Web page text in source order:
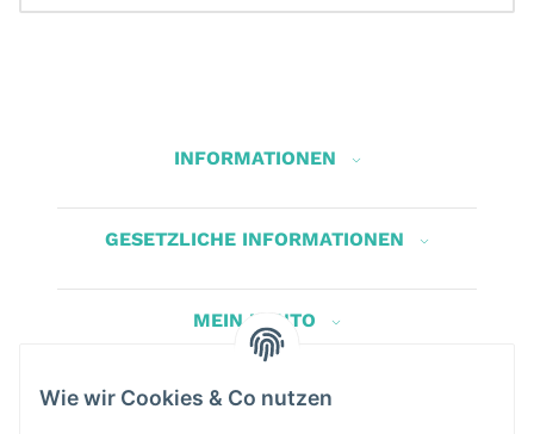
INFORMATIONEN
GESETZLICHE INFORMATIONEN
MEIN KONTO
Herbis Anglerladen
Wie wir Cookies & Co nutzen